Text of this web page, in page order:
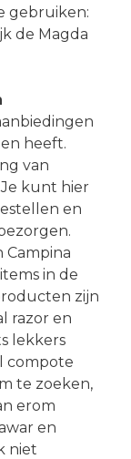
gebruiken:
de Magda
heeft.
van
kunt hier
en
Campina
in de
zijn
razor en
lekkers
compote
te zoeken,
erom
en
niet